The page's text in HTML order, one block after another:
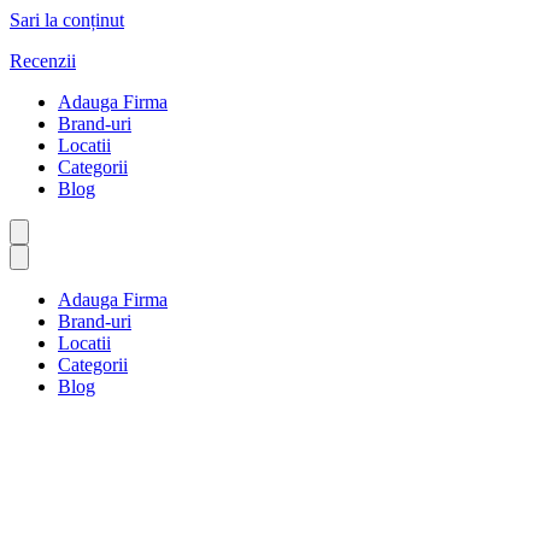
Sari la conținut
Recenzii
Adauga Firma
Brand-uri
Locatii
Categorii
Blog
Adauga Firma
Brand-uri
Locatii
Categorii
Blog